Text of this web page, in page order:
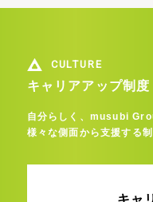
CULTURE
キャリアアップ制度
自分らしく、musubi
様々な側面から支援する